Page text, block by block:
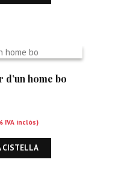
home bo
IVA inclòs)
CISTELLA